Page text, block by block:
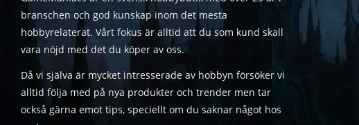
branschen och god kunskap inom det mesta
hobbyrelaterat. Vårt fokus är alltid att du som kund skall
vara nöjd med det du köper av oss.
Då vi själva är mycket intresserade av hobbyn försöker vi
alltid följa med på nya produkter och trender men tar
också gärna emot tips, speciellt om du saknar något hos